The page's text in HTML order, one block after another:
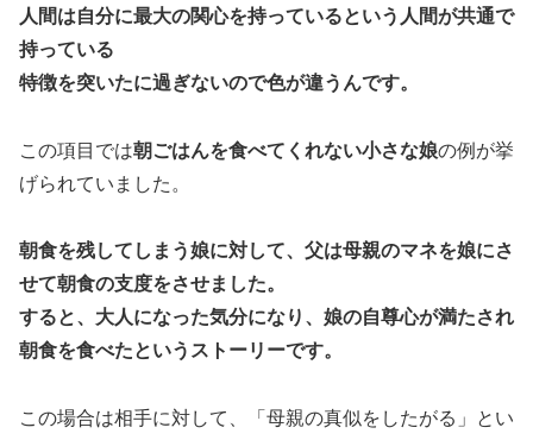
人間は自分に最大の関心を持っているという人間が共通で
持っている
特徴を突いたに過ぎないので色が違うんです。
この項目では朝ごはんを食べてくれない小さな娘の例が挙
げられていました。
朝食を残してしまう娘に対して、父は母親のマネを娘にさ
せて朝食の支度をさせました。
すると、大人になった気分になり、娘の自尊心が満たされ
朝食を食べたというストーリーです。
この場合は相手に対して、「母親の真似をしたがる」とい